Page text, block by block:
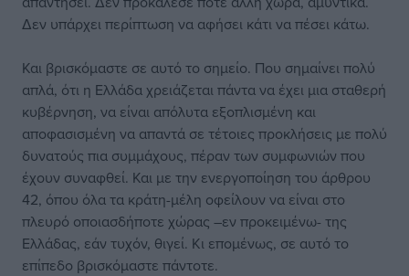
Δεν υπάρχει περίπτωση να αφήσει κάτι να πέσει κάτω.
Και βρισκόμαστε σε αυτό το σημείο. Που σημαίνει πολύ
απλά, ότι η Ελλάδα χρειάζεται πάντα να έχει μια σταθερή
κυβέρνηση, να είναι απόλυτα εξοπλισμένη και
αποφασισμένη να απαντά σε τέτοιες προκλήσεις με πολύ
δυνατούς πια συμμάχους, πέραν των συμφωνιών που
έχουν συναφθεί. Και με την ενεργοποίηση του άρθρου
42, όπου όλα τα κράτη-μέλη οφείλουν να είναι στο
πλευρό οποιασδήποτε χώρας –εν προκειμένω- της
Ελλάδας, εάν τυχόν, θιγεί. Κι επομένως, σε αυτό το
επίπεδο βρισκόμαστε πάντοτε.